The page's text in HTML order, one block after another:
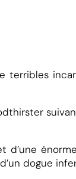
d’une
dogue